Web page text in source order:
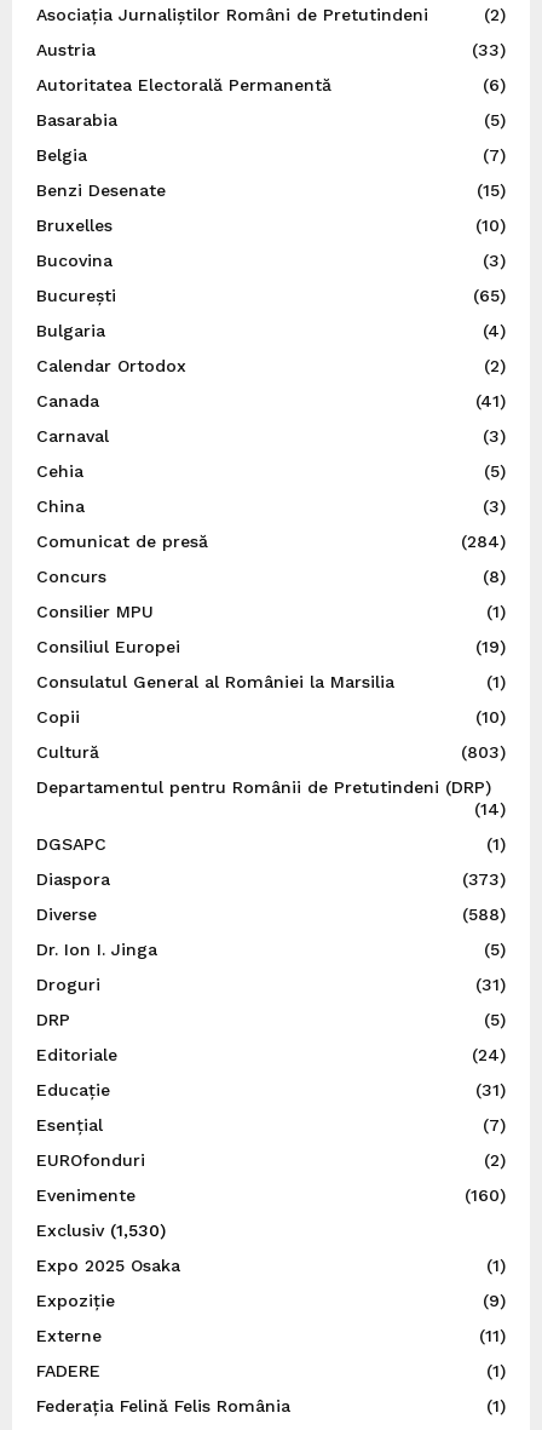
Asociația Jurnaliștilor Români de Pretutindeni
(2)
Austria
(33)
Autoritatea Electorală Permanentă
(6)
Basarabia
(5)
Belgia
(7)
Benzi Desenate
(15)
Bruxelles
(10)
Bucovina
(3)
București
(65)
Bulgaria
(4)
Calendar Ortodox
(2)
Canada
(41)
Carnaval
(3)
Cehia
(5)
China
(3)
Comunicat de presă
(284)
Concurs
(8)
Consilier MPU
(1)
Consiliul Europei
(19)
Consulatul General al României la Marsilia
(1)
Copii
(10)
Cultură
(803)
Departamentul pentru Românii de Pretutindeni (DRP)
(14)
DGSAPC
(1)
Diaspora
(373)
Diverse
(588)
Dr. Ion I. Jinga
(5)
Droguri
(31)
DRP
(5)
Editoriale
(24)
Educație
(31)
Esențial
(7)
EUROfonduri
(2)
Evenimente
(160)
Exclusiv(1,530)
Expo 2025 Osaka
(1)
Expoziție
(9)
Externe
(11)
FADERE
(1)
Federația Felină Felis România
(1)